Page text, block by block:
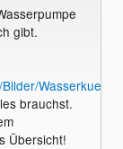
gibt.
brauchst.
Übersicht!